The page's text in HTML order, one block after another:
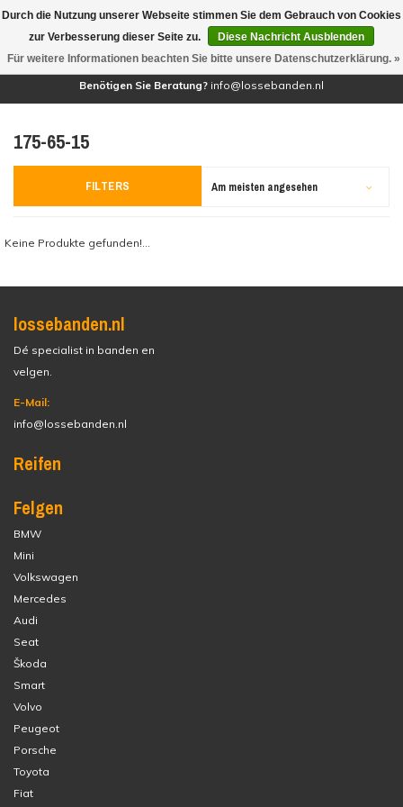
(0)
Benötigen Sie Beratung? info@lossebanden.nl
175-65-15
FILTERS Am meisten angesehen
Keine Produkte gefunden!...
lossebanden.nl
Dé specialist in banden en
velgen.
E-Mail:
info@lossebanden.nl
Reifen
Felgen
BMW
Mini
Volkswagen
Mercedes
Audi
Seat
Škoda
Smart
Volvo
Peugeot
Porsche
Toyota
Fiat
Durch die Nutzung unserer Webseite stimmen Sie dem Gebrauch von Cookies
zur Verbesserung dieser Seite zu.
Diese Nachricht Ausblenden
Für weitere Informationen beachten Sie bitte unsere Datenschutzerklärung. »